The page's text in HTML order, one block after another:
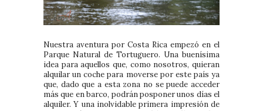
Nuestra aventura por Costa Rica empezó en el
Parque Natural de Tortuguero. Una buenísima
idea para aquellos que, como nosotros, quieran
alquilar un coche para moverse por este país ya
que, dado que a esta zona no se puede acceder
más que en barco, podrán posponer unos días el
alquiler. Y una inolvidable primera impresión de